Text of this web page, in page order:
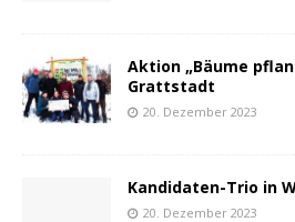
Aktion „Bäume
Grattstadt
20. Dezember 2023
Kandidaten-Trio in
20. Dezember 2023